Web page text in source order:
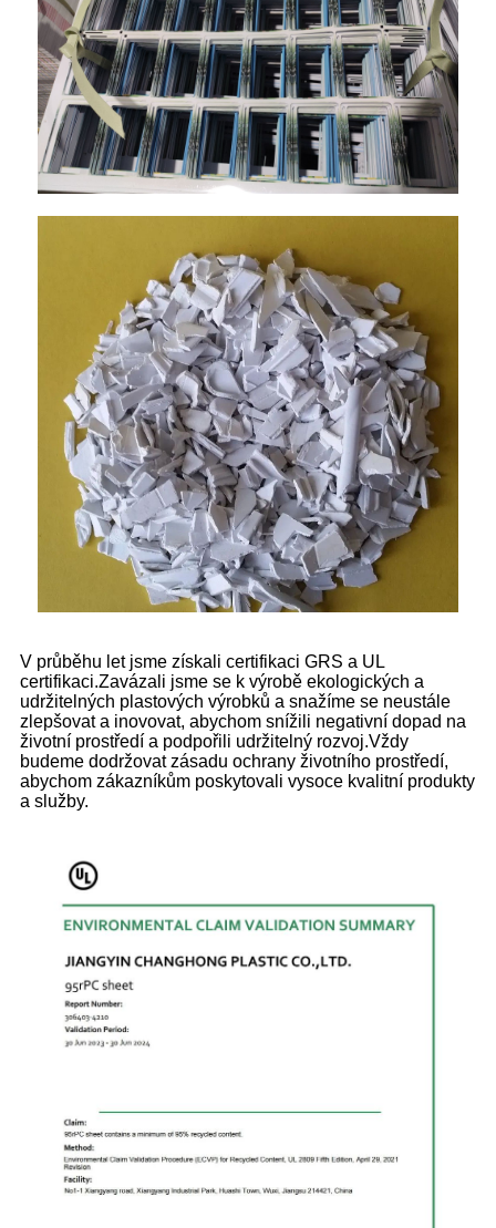
V průběhu let jsme získali certifikaci GRS a UL
certifikaci.Zavázali jsme se k výrobě ekologických a
udržitelných plastových výrobků a snažíme se neustále
zlepšovat a inovovat, abychom snížili negativní dopad na
životní prostředí a podpořili udržitelný rozvoj.Vždy
budeme dodržovat zásadu ochrany životního prostředí,
abychom zákazníkům poskytovali vysoce kvalitní produkty
a služby.